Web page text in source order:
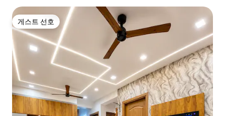
게스트 선호
게스트 선호